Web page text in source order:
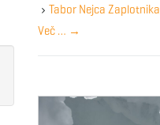
y
w
r
Tabor Nejca Zaplotnika
Več … →